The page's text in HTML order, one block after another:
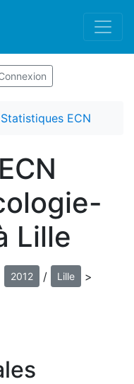
Statistiques ECN
Lille
2012 / Lille >